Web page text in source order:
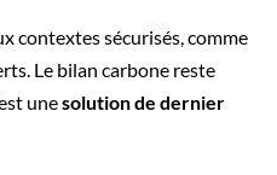
contextes sécurisés, comme
Le bilan carbone reste
unesolution de dernier